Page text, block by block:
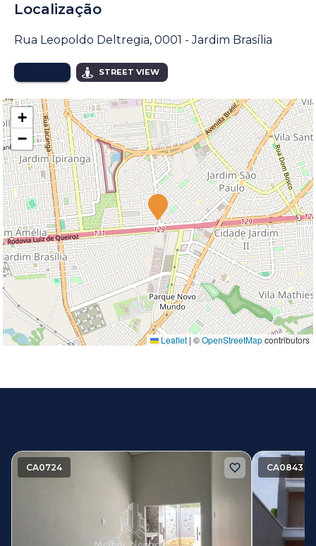
Localização
Rua Leopoldo Deltregia, 0001 - Jardim Brasília
STREET VIEW
+
−
Leaflet |©OpenStreetMapcontributors
CA0724 CA0843